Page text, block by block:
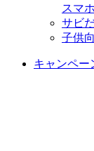
スマ
サビ
子供
キャンペー